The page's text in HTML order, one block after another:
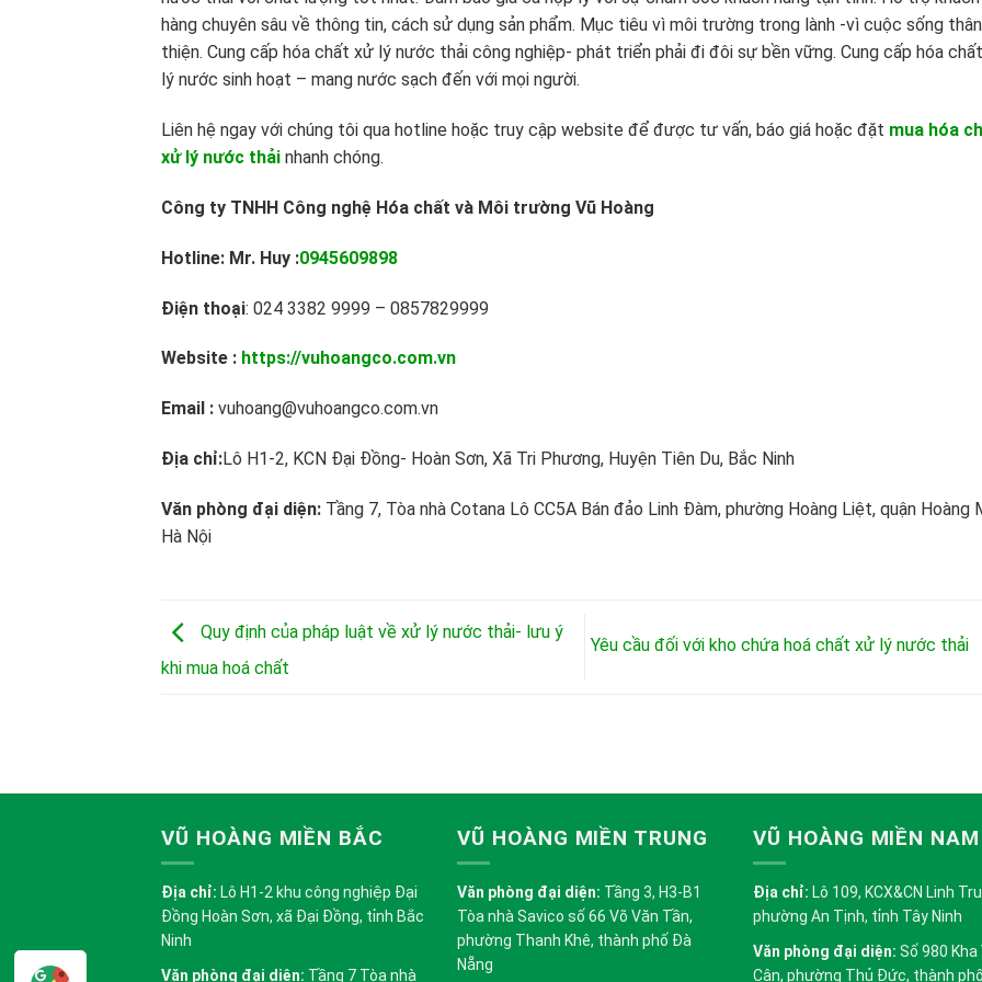
hàng chuyên sâu về thông tin, cách sử dụng sản phẩm. Mục tiêu vì môi trường trong lành -vì cuộc sống thân
thiện. Cung cấp hóa chất xử lý nước thải công nghiệp- phát triển phải đi đôi sự bền vững. Cung cấp hóa
lý nước sinh hoạt – mang nước sạch đến với mọi người.
Liên hệ ngay với chúng tôi qua hotline hoặc truy cập website để được tư vấn, báo giá hoặc đặt mua hóa
xử lý nước thải nhanh chóng.
Công ty TNHH Công nghệ Hóa chất và Môi trường Vũ Hoàng
Hotline: Mr. Huy :0945609898
Điện thoại: 024 3382 9999 – 0857829999
Website : https://vuhoangco.com.vn
Email : vuhoang@vuhoangco.com.vn
Địa chỉ:Lô H1-2, KCN Đại Đồng- Hoàn Sơn, Xã Tri Phương, Huyện Tiên Du, Bắc Ninh
Văn phòng đại diện: Tầng 7, Tòa nhà Cotana Lô CC5A Bán đảo Linh Đàm, phường Hoàng Liệt, quận Hoàng
Hà Nội
Quy định của pháp luật về xử lý nước thải- lưu ý
khi mua hoá chất
Yêu cầu đối với kho chứa hoá chất xử lý nước thải
VŨ HOÀNG MIỀN BẮC
Địa chỉ: Lô H1-2 khu công nghiệp Đại
Đồng Hoàn Sơn, xã Đại Đồng, tỉnh Bắc
Ninh
Văn phòng đại diện: Tầng 7 Tòa nhà
VŨ HOÀNG MIỀN TRUNG
Văn phòng đại diện: Tầng 3, H3-B1
Tòa nhà Savico số 66 Võ Văn Tần,
phường Thanh Khê, thành phố Đà
Nẵng
VŨ HOÀNG MIỀN NAM
Địa chỉ: Lô 109, KCX&CN Linh
phường An Tịnh, tỉnh Tây Ninh
Văn phòng đại diện: Số 980 Kha
Cân, phường Thủ Đức, thành